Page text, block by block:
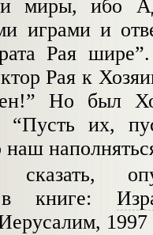
миры, ибо
игра­ми и
Рая шире”
Рая к
” Но был
“Пусть их,
в книге:
1997